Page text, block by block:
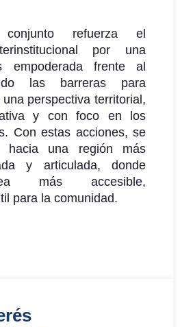
refuerza el
por una
empoderada frente al
las barreras para
perspectiva territorial,
y con foco en los
Con estas acciones, se
hacia una región más
y articulada, donde
más accesible,
para la comunidad.